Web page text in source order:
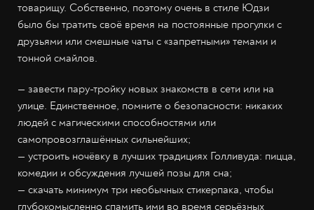
товарищу. Собственно, поэтому очень в стиле Юдзи
было бы тратить своё время на постоянные прогулки с
друзьями или смешные чаты с «запретными» темами и
тонной смайлов.
— завести пару-тройку новых знакомств в сети или на
улице. Единственное, помните о безопасности: никаких
людей с магическими способностями или
самопровозглашённых сильнейших;
— устроить ночёвку в лучших традициях Голливуда: пицца,
комедии и обсуждения лучшей позы для сна;
— скачать минимум три необычных стикерпака, чтобы
глубокомысленно спамить ими во время серьёзных